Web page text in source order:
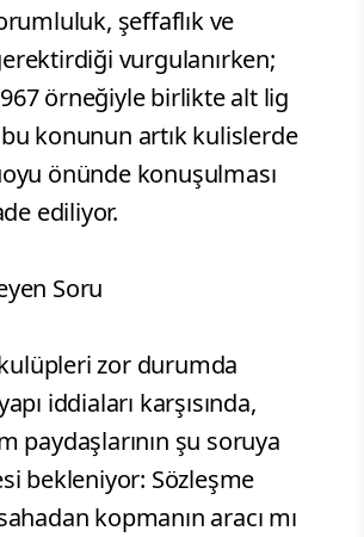
şeffaflık ve
vurgulanırken;
örneğiyle birlikte alt lig
konunun artık kulislerde
önünde konuşulması
ediliyor.
Soru
zor durumda
iddiaları karşısında,
paydaşlarının şu soruya
bekleniyor: Sözleşme
kopmanın aracı mı